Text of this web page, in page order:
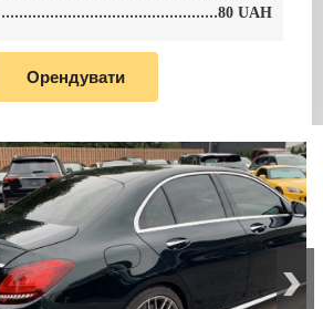
80 UAH
Орендувати